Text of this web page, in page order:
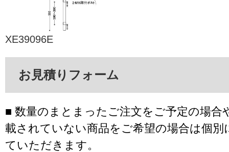
XE39096E
お見積りフォーム
■ 数量のまとまったご注文をご予定の場合
載されていない商品をご希望の場合は個別
ていただきます。